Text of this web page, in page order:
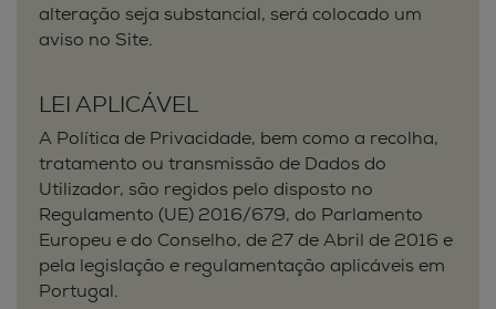
alteração seja substancial, será colocado um
aviso no Site.
LEI APLICÁVEL
A Política de Privacidade, bem como a recolha,
tratamento ou transmissão de Dados do
Utilizador, são regidos pelo disposto no
Regulamento (UE) 2016/679, do Parlamento
Europeu e do Conselho, de 27 de Abril de 2016 e
pela legislação e regulamentação aplicáveis em
Portugal.